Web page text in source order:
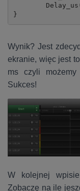
}
Wynik? Jest
ekranie, więc jest
ms czyli
Sukces!
W kolejnej
Zobaczę na ile